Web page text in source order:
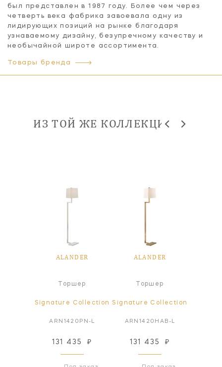
был представлен в 1987 году. Более чем через
четверть века фабрика завоевала одну из
лидирующих позиций на рынке благодаря
узнаваемому дизайну, безупречному качеству и
необычайной широте ассортимента.
Товары бренда
ИЗ ТОЙ ЖЕ КОЛЛЕКЦИИ
ALANDER
Торшер
Signature Collection
ARN1420PN-L
131 435 ₽
ALANDER
Торшер
Signature Collection
ARN1420HAB-L
131 435 ₽